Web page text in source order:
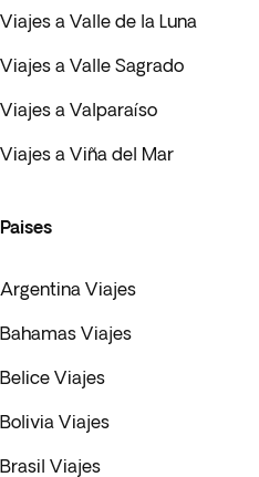
Viajes a Valle de la Luna
Viajes a Valle Sagrado
Viajes a Valparaíso
Viajes a Viña del Mar
Paises
Argentina Viajes
Bahamas Viajes
Belice Viajes
Bolivia Viajes
Brasil Viajes